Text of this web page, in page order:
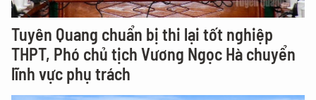
Tuyên Quang chuẩn bị thi lại tốt nghiệp
THPT, Phó chủ tịch Vương Ngọc Hà chuyển
lĩnh vực phụ trách